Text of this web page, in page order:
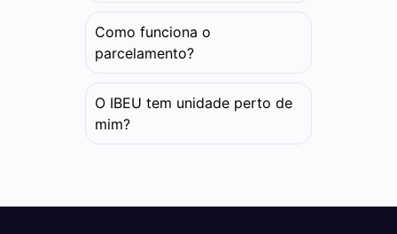
Como funciona o
parcelamento?
O IBEU tem unidade perto de
mim?